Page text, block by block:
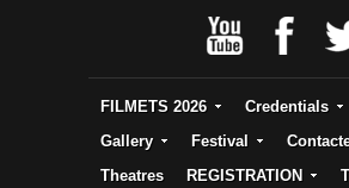
FILMETS 2026 Credentials
Gallery
Festival
Theatres
REGISTRATION